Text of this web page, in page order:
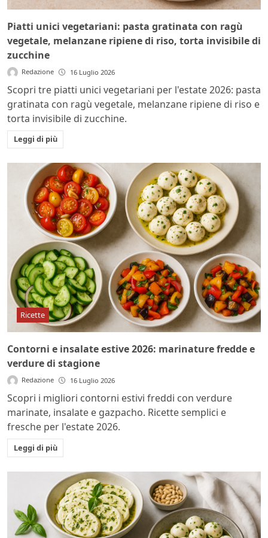
Piatti unici vegetariani: pasta gratinata con ragù
vegetale, melanzane ripiene di riso, torta invisibile di
zucchine
Redazione 16 Luglio 2026
Scopri tre piatti unici vegetariani per l'estate 2026: pasta
gratinata con ragù vegetale, melanzane ripiene di riso e
torta invisibile di zucchine.
Leggi di più
Ricette
Contorni e insalate estive 2026: marinature fredde e
verdure di stagione
Redazione 16 Luglio 2026
Scopri i migliori contorni estivi freddi con verdure
marinate, insalate e gazpacho. Ricette semplici e
fresche per l'estate 2026.
Leggi di più